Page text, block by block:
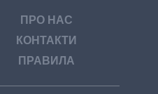
ПРО НАС
КОНТАКТИ
ПРАВИЛА